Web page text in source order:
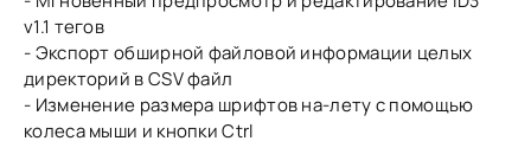
v1.1 тегов
- Экспорт обширной файловой информации целых
директорий в CSV файл
- Изменение размера шрифтов на-лету с помощью
колеса мыши и кнопки Ctrl